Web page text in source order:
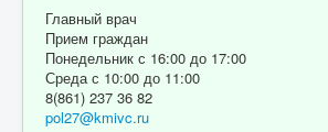
Главный врач
Прием граждан
Понедельник с 16:00 до 17:00
Среда с 10:00 до 11:00
8(861) 237 36 82
pol27@kmivc.ru